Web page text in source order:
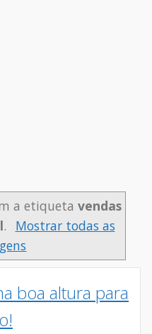
a etiqueta vendas
.
Mostrar todas as
boa altura para